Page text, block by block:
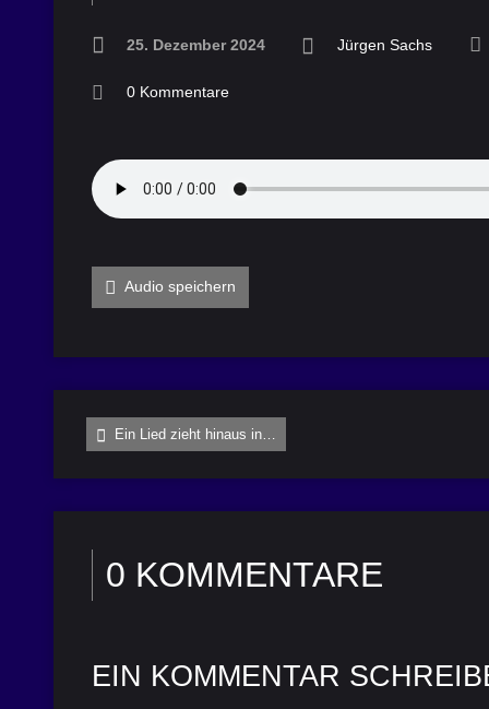
25. Dezember 2024 Jürgen Sachs
0 Kommentare
Audio speichern
Ein Lied zieht hinaus in…
0 KOMMENTARE
EIN KOMMENTAR